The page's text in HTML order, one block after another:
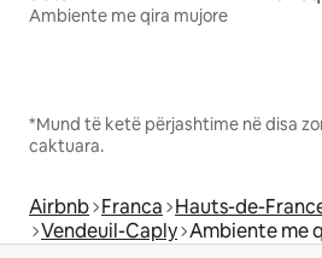
Ambiente me qira mujore
*Mund të ketë përjashtime në disa
caktuara.
Airbnb Franca Hauts-de-
Vendeuil-Caply Ambiente me